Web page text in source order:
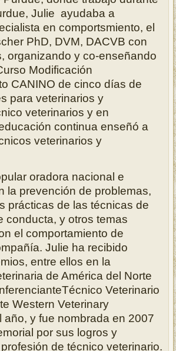
Julie ayudaba a
en comportsmiento, el
PhD, DVM, DACVB con
organizando y co-enseñando
Modificación
CANINO decinco días de
para veterinarios y
veterinarios y en
continua enseñó a
veterinarios y
oradora nacional e
la prevención de problemas,
prácticas de las técnicas de
conducta, y otros temas
el comportamiento de
Julie ha recibido
entre ellos en la
de América del Norte
Veterinario
Western Veterinary
año, y fue nombrada en 2007
por sus logros y
de técnico veterinario.